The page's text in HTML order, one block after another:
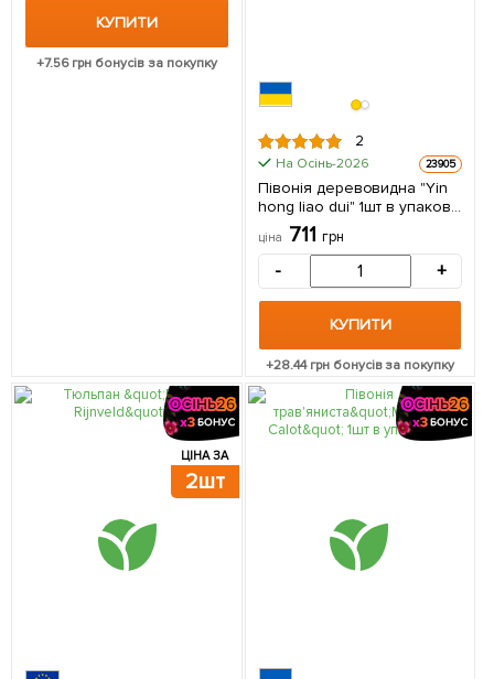
КУПИТИ
+7.56грн бонусів за покупку
2
На Осінь-2026 23905
Півонія деревовидна "Yin
hong liao dui" 1шт в упаковці
(Кореневище)
ціна 711 грн
- +
КУПИТИ
+28.44грн бонусів за покупку
ЦІНА ЗА
2шт